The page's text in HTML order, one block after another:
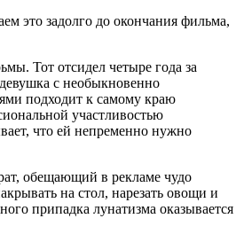
это задолго до окончания фильма,
Тот отсидел четыре года за
с необыкновенно
подходит к самому краю
участливостью
что ей непременно нужно
обещающий в рекламе чудо
на стол, нарезать овощи и
припадка лунатизма оказывается